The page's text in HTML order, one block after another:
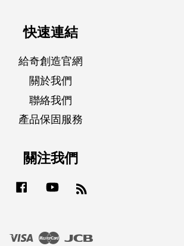
快速連結
給奇創造官網
關於我們
聯絡我們
產品保固服務
關注我們
Facebook YouTube
Visa Master JCB